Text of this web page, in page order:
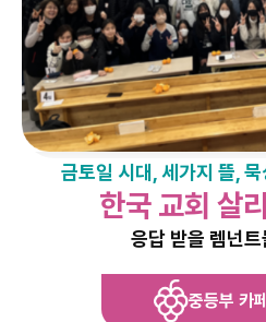
금토일 시대, 세가지 뜰,
한국 교회 살
응답 받을 렘넌
중등부 카